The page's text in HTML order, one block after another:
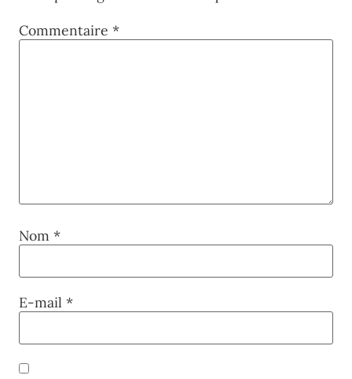
Commentaire *
Nom *
E-mail *